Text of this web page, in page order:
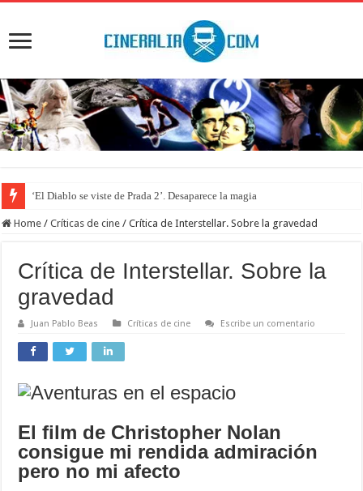
‘El Diablo se viste de Prada 2’. Desaparece la magia
Home / Críticas de cine / Crítica de Interstellar. Sobre la gravedad
Crítica de Interstellar. Sobre la
gravedad
Juan Pablo Beas Críticas de cine Escribe un comentario
El film de Christopher Nolan
consigue mi rendida admiración
pero no mi afecto